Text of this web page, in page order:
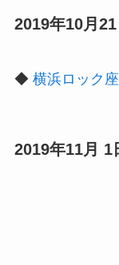
2019年10月
◆ 横浜ロック座
2019年11月 1